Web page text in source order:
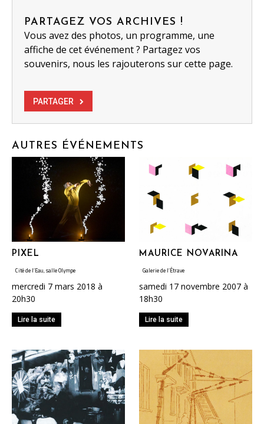
PARTAGEZ VOS ARCHIVES !
Vous avez des photos, un programme, une
affiche de cet événement ? Partagez vos
souvenirs, nous les rajouterons sur cette page.
PARTAGER
AUTRES ÉVÉNEMENTS
PIXEL
Cité de l’Eau, salle Olympe
mercredi 7 mars 2018 à
20h30
Lire la suite
MAURICE NOVARINA
Galerie de l’Étrave
samedi 17 novembre 2007 à
18h30
Lire la suite